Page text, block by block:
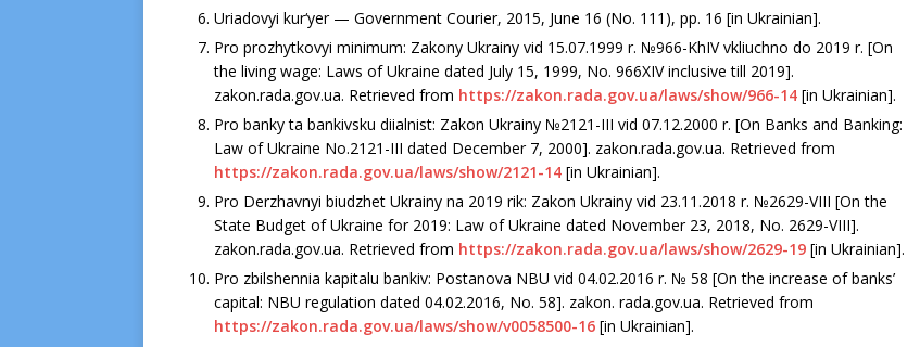
Uriadovyi kur‘yer — Government Courier, 2015, June 16 (No. 111), рp. 16 [in Ukrainian].
Pro prozhytkovyi minimum: Zakony Ukrainy vid 15.07.1999 r. №966-KhIV vkliuchno do 2019 r. [On
the living wage: Laws of Ukraine dated July 15, 1999, No. 966ХІV inclusive till 2019].
zakon.rada.gov.ua. Retrieved from https://zakon.rada.gov.ua/laws/show/966-14 [in Ukrainian].
Pro banky ta bankivsku diialnist: Zakon Ukrainy №2121-III vid 07.12.2000 r. [On Banks and Banking:
Law of Ukraine No.2121-ІІІ dated December 7, 2000]. zakon.rada.gov.ua. Retrieved from
https://zakon.rada.gov.ua/laws/show/2121-14 [in Ukrainian].
Pro Derzhavnyi biudzhet Ukrainy na 2019 rik: Zakon Ukrainy vid 23.11.2018 r. №2629-VIII [On the
State Budget of Ukraine for 2019: Law of Ukraine dated November 23, 2018, No. 2629-VIII].
zakon.rada.gov.ua. Retrieved from https://zakon.rada.gov.ua/laws/show/2629-19 [in Ukrainian].
Pro zbilshennia kapitalu bankiv: Postanova NBU vid 04.02.2016 r. № 58 [On the increase of banks’
capital: NBU regulation dated 04.02.2016, No. 58]. zakon. rada.gov.ua. Retrieved from
https://zakon.rada.gov.ua/laws/show/v0058500-16 [in Ukrainian].